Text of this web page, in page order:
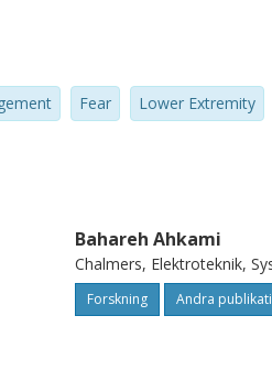
Fear Lower Extremity
Bahareh Ahkami
Chalmers, Elektroteknik,
Forskning Andra